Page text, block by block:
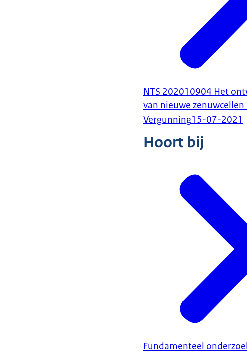
NTS 202010904 Het
van nieuwe
Vergunning15-07-2021
Hoort bij
Fundamenteel